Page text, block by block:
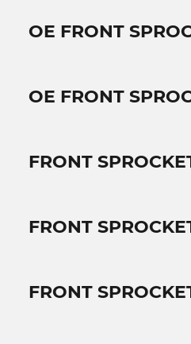
OE FRONT
OE FRONT
FRONT
FRONT
FRONT